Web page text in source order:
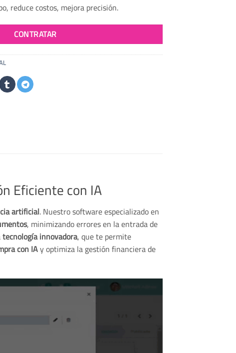
reduce costos, mejora precisión.
CONTRATAR
Eficiente con IA
artificial. Nuestro software especializado en
, minimizando errores en la entrada de
tecnología innovadora, que te permite
con IAy optimiza la gestión financiera de